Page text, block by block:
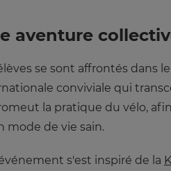
aventure
se sont affrontés dans
conviviale qui
la pratique du vélo,
mode de vie sain.
s'est inspiré de la